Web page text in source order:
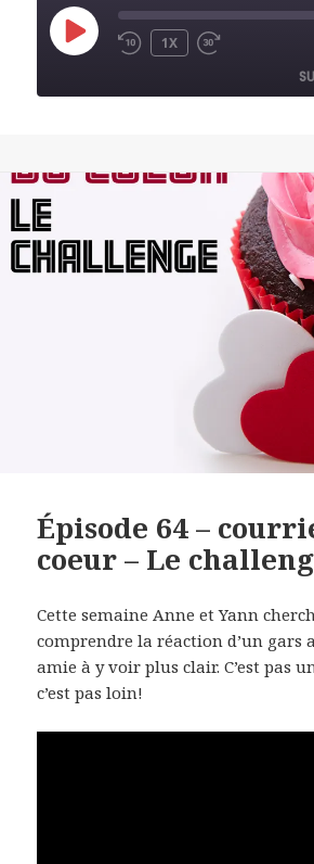
PLAY
EPISODE REWIND
1X
FAST
LINK
Épisode 64 –
coeur – Le
Cette semaine Anne et Yann
comprendre la réaction d’un gars
amie à y voir plus clair. C’est pas
c’est pas loin!